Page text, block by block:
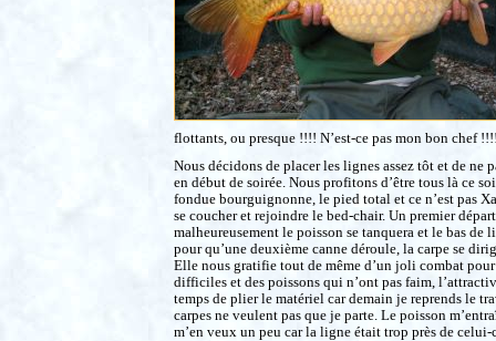
flottants, ou presque !!!! N’est-ce pas mon bon chef
Nous décidons de placer les lignes assez tôt et de ne
en début de soirée. Nous profitons d’être tous là ce
fondue bourguignonne, le pied total et ce n’est pas
se coucher et rejoindre le bed-chair. Un premier
malheureusement le poisson se tanquera et le bas
pour qu’une deuxième canne déroule, la carpe se
Elle nous gratifie tout de même d’un joli combat
difficiles et des poissons qui n’ont pas faim,
temps de plier le matériel car demain je reprends le
carpes ne veulent pas que je parte. Le poisson
m’en veux un peu car la ligne était trop près de